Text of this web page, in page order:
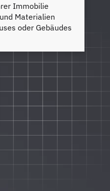
Immobilie
Materialien
oder Gebäudes